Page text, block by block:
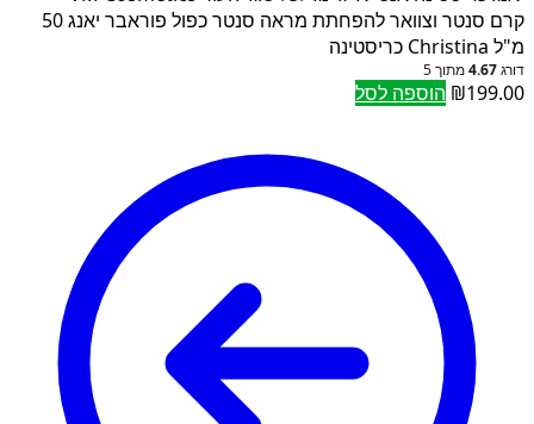
קרם סנטר וצוואר להפחתת מראה סנטר כפול פוראבר יאנג 50
מ"ל Christina כריסטינה
דורג4.67מתוך 5
₪199.00 הוספה לסל